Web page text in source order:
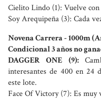
Cielito Lindo (1): Vuelve
Soy Arequipeña (3): Cada
Novena Carrera - 1000m
Condicional 3 años no
DAGGER ONE (9):
interesantes de 400 en 24
este lote.
Face Of Victory (7): Es muy